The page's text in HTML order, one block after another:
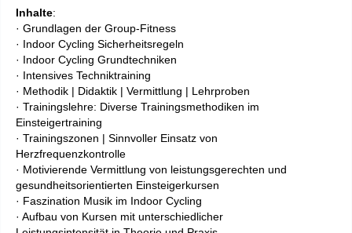
Inhalte:
· Grundlagen der Group-Fitness
· Indoor Cycling Sicherheitsregeln
· Indoor Cycling Grundtechniken
· Intensives Techniktraining
· Methodik | Didaktik | Vermittlung | Lehrproben
· Trainingslehre: Diverse Trainingsmethodiken im
Einsteigertraining
· Trainingszonen | Sinnvoller Einsatz von
Herzfrequenzkontrolle
· Motivierende Vermittlung von leistungsgerechten und
gesundheitsorientierten Einsteigerkursen
· Faszination Musik im Indoor Cycling
· Aufbau von Kursen mit unterschiedlicher